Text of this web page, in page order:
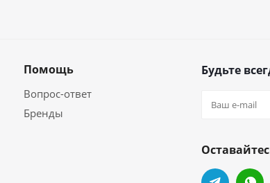
Помощь
Вопрос-ответ
Бренды
Будьте